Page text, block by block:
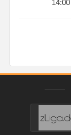
14:00